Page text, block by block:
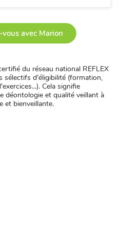
avec Marion
du réseau national REFLEX
sélectifs d'éligibilité (formation,
Cela signifie
déontologie et qualité veillant à
et bienveillante.